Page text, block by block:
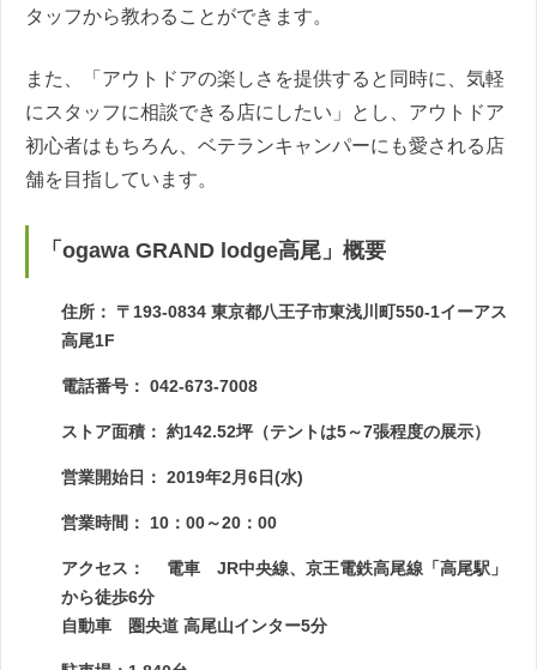
タッフから教わることができます。
また、「アウトドアの楽しさを提供すると同時に、気軽
にスタッフに相談できる店にしたい」とし、アウトドア
初心者はもちろん、ベテランキャンパーにも愛される店
舗を目指しています。
「ogawa GRAND lodge高尾」概要
住所： 〒193-0834 東京都八王子市東浅川町550-1イーアス
高尾1F
電話番号： 042-673-7008
ストア面積： 約142.52坪（テントは5～7張程度の展示）
営業開始日： 2019年2月6日(水)
営業時間： 10：00～20：00
アクセス： 電車 JR中央線、京王電鉄高尾線「高尾駅」
から徒歩6分
自動車 圏央道 高尾山インター5分